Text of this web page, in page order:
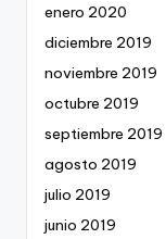
enero 2020
diciembre 2019
noviembre 2019
octubre 2019
septiembre 2019
agosto 2019
julio 2019
junio 2019